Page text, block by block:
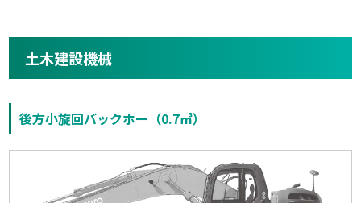
土木建設機械
後方小旋回バックホー（0.7㎥）